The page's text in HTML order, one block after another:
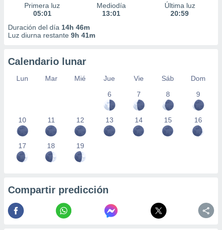
Primera luz
05:01
Mediodía
13:01
Última luz
20:59
Duración del día 14h 46m
Luz diurna restante 9h 41m
Calendario lunar
Lun Mar Mié Jue Vie Sáb
Dom
6
7 8 9
10 11 12 13 14 15 16
17 18 19
Compartir predicción